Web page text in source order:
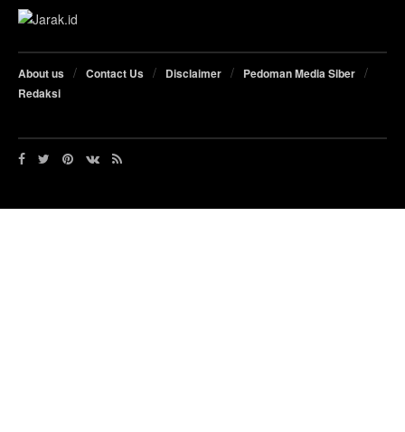
About us Contact Us Disclaimer
Pedoman Media Siber
Redaksi